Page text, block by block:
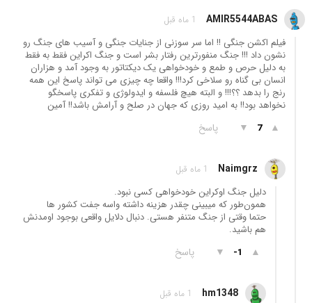
AMIR5544ABAS 1 ماه قبل
فیلم اکشن جنگی !! اما سر سوزنی از جنایات جنگی و آسیب های جنگ رو
نشون داد !!! جنگ منفورترین رفتار بشر است و جنگ اکراین فقط به فقط
به دلیل حرص و طمع و خودخواهی یک دیکتاتور به وجود آمد و هزاران
انسان بی گناه رو سلاخی کرد!!! واقعا چه چیزی می تواند پاسخ این همه
رنج را بدهد ؟؟!!! و البته هیچ فلسفه و ایدولوژی و تفکری پاسخگو
نخواهد بود!! به امید روزی که جهان در صلح و آرامش باشد!! آمین
▲
7
▼ پاسخ
Naimgrz 1 ماه قبل
دلیل جنگ اوکراین خودخواهی کسی نبود.
همون‌طور که میبینی چقدر هزینه داشته واسه جفت کشور ها
حتما وقتی از جنگ متنفر هستی. دنبال دلایل واقعی بوجود اومدنش
هم باشید.
▲
-1
▼ پاسخ
hm1348 1 ماه قبل